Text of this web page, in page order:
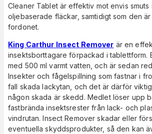
Cleaner Tablet är effektiv mot envis smuts
oljebaserade fläckar, samtidigt som den är
fordonet.
King Carthur Insect Remover är en
insektsborttagare förpackad i tablettform.
med 500 ml varmt vatten, och är sedan
Insekter och fågelspillning som fastnar i
fall skada lackytan, och det är därför
någon skada är skedd. Medlet löser upp
fastbrända insektsrester från lack- och
vindrutan. Insect Remover skadar eller
eventuella skyddsprodukter, så den kan